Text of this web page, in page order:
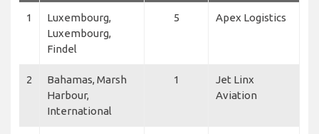
1
Luxembourg,
Luxembourg,
Findel
5 Apex Logistics
2
Bahamas, Marsh
Harbour,
International
1
Jet Linx
Aviation